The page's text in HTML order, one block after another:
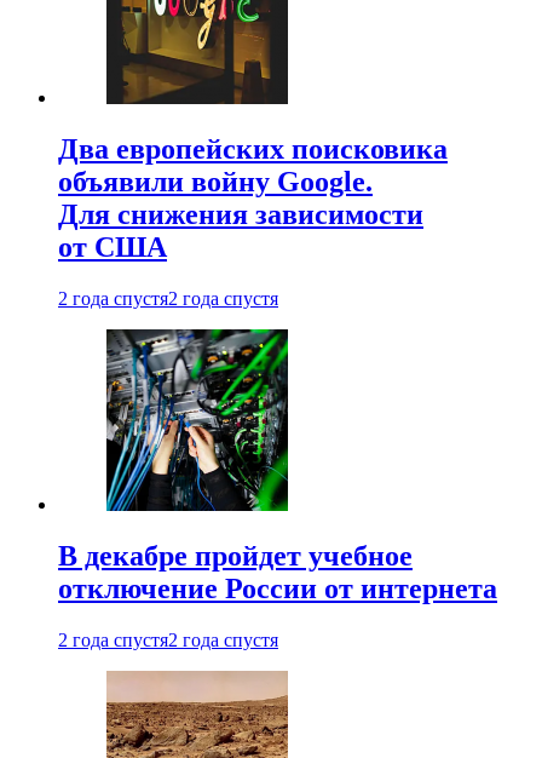
Два европейских поисковика
объявили войну Google.
Для снижения зависимости
от США
2 года спустя2 года спустя
В декабре пройдет учебное
отключение России от интернета
2 года спустя2 года спустя